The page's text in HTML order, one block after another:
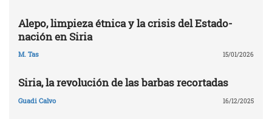
Alepo, limpieza étnica y la crisis del Estado-
nación en Siria
M. Tas 15/01/2026
Siria, la revolución de las barbas recortadas
Guadi Calvo 16/12/2025